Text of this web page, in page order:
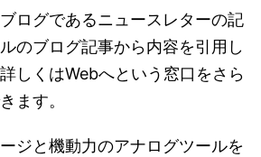
ログであるニュースレターの記
のブログ記事から内容を引用し
しくはWebへという窓口をさら
ます。
ジと機動力のアナログツールを